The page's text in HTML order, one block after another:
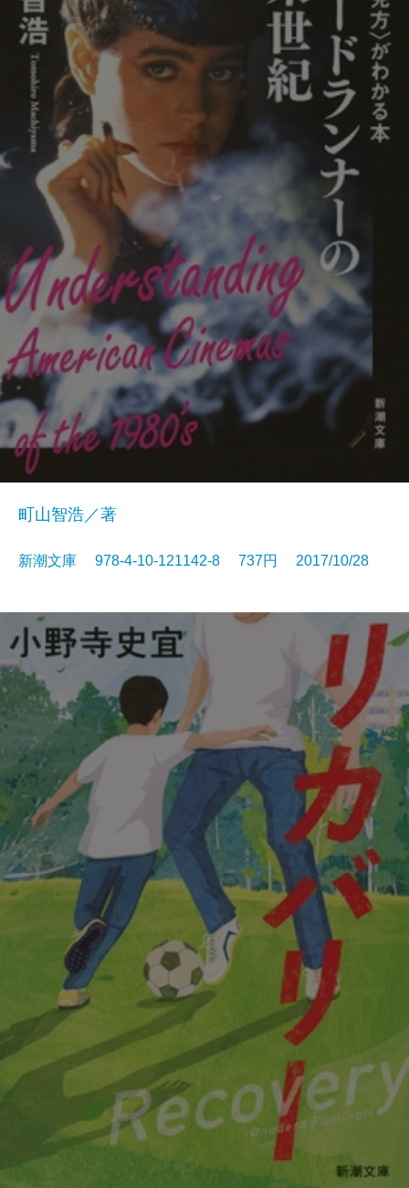
町山智浩／著
新潮文庫 978-4-10-121142-8 737円 2017/10/28